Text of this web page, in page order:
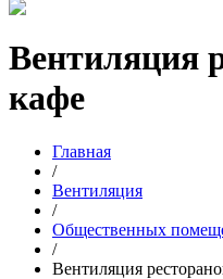
Вентиляция
кафе
Главная
/
Вентиляция
/
Общественных
/
Вентиляция